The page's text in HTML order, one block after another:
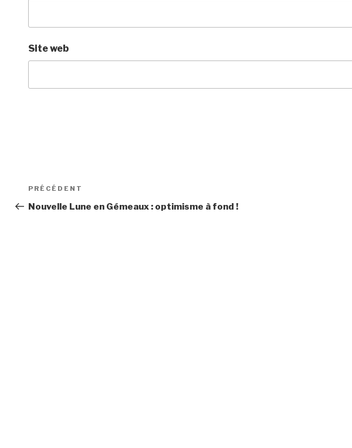
Site web
Navigation
de
Article
précédent
PRÉCÉDENT
Nouvelle Lune en Gémeaux : optimisme à fond !